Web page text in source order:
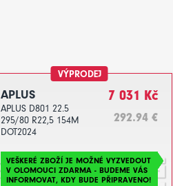
VÝPRODEJ
APLUS
APLUS D801 22.5
295/80 R22,5 154M
DOT2024
7 031 Kč
292.94 €
VEŠKERÉ ZBOŽÍ JE MOŽNÉ VYZVEDOUT
V OLOMOUCI ZDARMA - BUDEME VÁS
INFORMOVAT, KDY BUDE PŘIPRAVENO!